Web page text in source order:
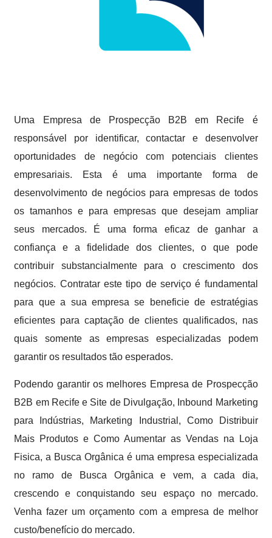
Uma Empresa de Prospecção B2B em Recife é
responsável por identificar, contactar e desenvolver
oportunidades de negócio com potenciais clientes
empresariais. Esta é uma importante forma de
desenvolvimento de negócios para empresas de todos
os tamanhos e para empresas que desejam ampliar
seus mercados. É uma forma eficaz de ganhar a
confiança e a fidelidade dos clientes, o que pode
contribuir substancialmente para o crescimento dos
negócios. Contratar este tipo de serviço é fundamental
para que a sua empresa se beneficie de estratégias
eficientes para captação de clientes qualificados, nas
quais somente as empresas especializadas podem
garantir os resultados tão esperados.
Podendo garantir os melhores Empresa de Prospecção
B2B em Recife e Site de Divulgação, Inbound Marketing
para Indústrias, Marketing Industrial, Como Distribuir
Mais Produtos e Como Aumentar as Vendas na Loja
Fisica, a Busca Orgânica é uma empresa especializada
no ramo de Busca Orgânica e vem, a cada dia,
crescendo e conquistando seu espaço no mercado.
Venha fazer um orçamento com a empresa de melhor
custo/benefício do mercado.